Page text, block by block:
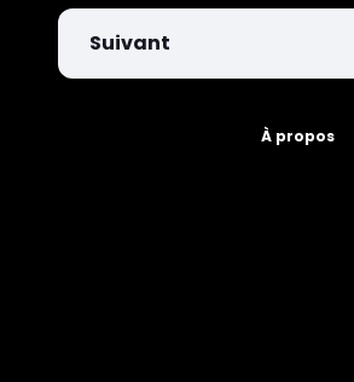
Suivant
À propos